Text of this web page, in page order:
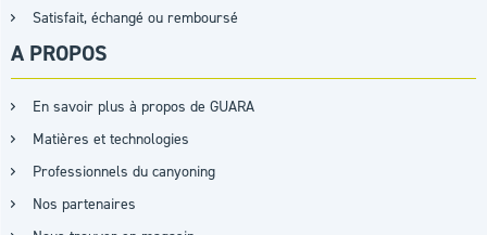
Satisfait, échangé ou remboursé
A PROPOS
En savoir plus à propos de GUARA
Matières et technologies
Professionnels du canyoning
Nos partenaires